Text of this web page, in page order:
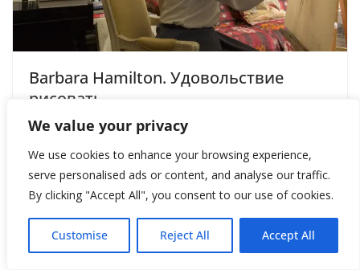
We value your privacy
We use cookies to enhance your browsing experience,
serve personalised ads or content, and analyse our traffic.
By clicking "Accept All", you consent to our use of cookies.
Customise Reject All Accept All
Barbara Hamilton. Удовольствие
рисовать
December 13, 2015